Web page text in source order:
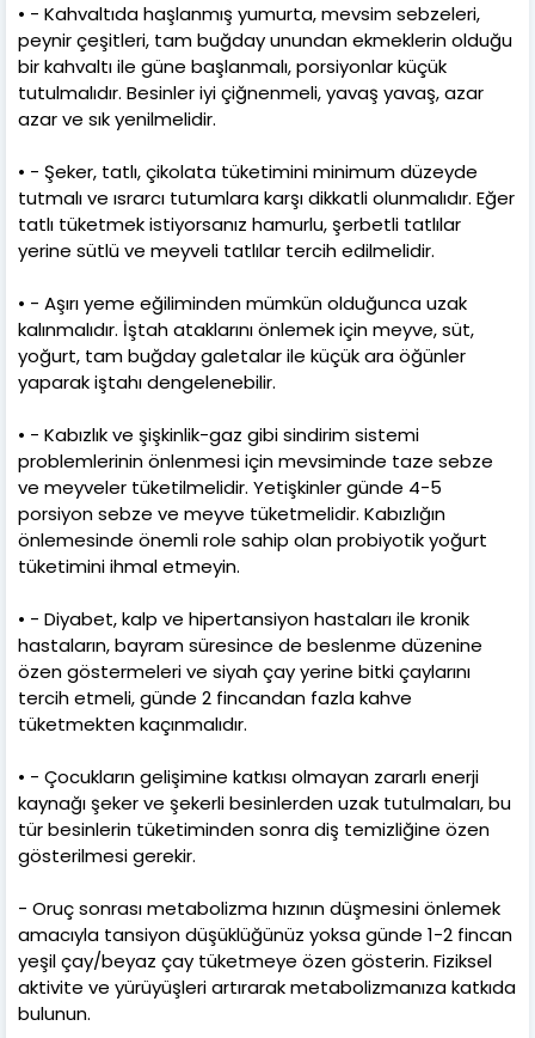
• - Kahvaltıda haşlanmış yumurta, mevsim sebzeleri,
peynir çeşitleri, tam buğday unundan ekmeklerin olduğu
bir kahvaltı ile güne başlanmalı, porsiyonlar küçük
tutulmalıdır. Besinler iyi çiğnenmeli, yavaş yavaş, azar
azar ve sık yenilmelidir.
• - Şeker, tatlı, çikolata tüketimini minimum düzeyde
tutmalı ve ısrarcı tutumlara karşı dikkatli olunmalıdır. Eğer
tatlı tüketmek istiyorsanız hamurlu, şerbetli tatlılar
yerine sütlü ve meyveli tatlılar tercih edilmelidir.
• - Aşırı yeme eğiliminden mümkün olduğunca uzak
kalınmalıdır. İştah ataklarını önlemek için meyve, süt,
yoğurt, tam buğday galetalar ile küçük ara öğünler
yaparak iştahı dengelenebilir.
• - Kabızlık ve şişkinlik-gaz gibi sindirim sistemi
problemlerinin önlenmesi için mevsiminde taze sebze
ve meyveler tüketilmelidir. Yetişkinler günde 4-5
porsiyon sebze ve meyve tüketmelidir. Kabızlığın
önlemesinde önemli role sahip olan probiyotik yoğurt
tüketimini ihmal etmeyin.
• - Diyabet, kalp ve hipertansiyon hastaları ile kronik
hastaların, bayram süresince de beslenme düzenine
özen göstermeleri ve siyah çay yerine bitki çaylarını
tercih etmeli, günde 2 fincandan fazla kahve
tüketmekten kaçınmalıdır.
• - Çocukların gelişimine katkısı olmayan zararlı enerji
kaynağı şeker ve şekerli besinlerden uzak tutulmaları, bu
tür besinlerin tüketiminden sonra diş temizliğine özen
gösterilmesi gerekir.
- Oruç sonrası metabolizma hızının düşmesini önlemek
amacıyla tansiyon düşüklüğünüz yoksa günde 1-2 fincan
yeşil çay/beyaz çay tüketmeye özen gösterin. Fiziksel
aktivite ve yürüyüşleri artırarak metabolizmanıza katkıda
bulunun.